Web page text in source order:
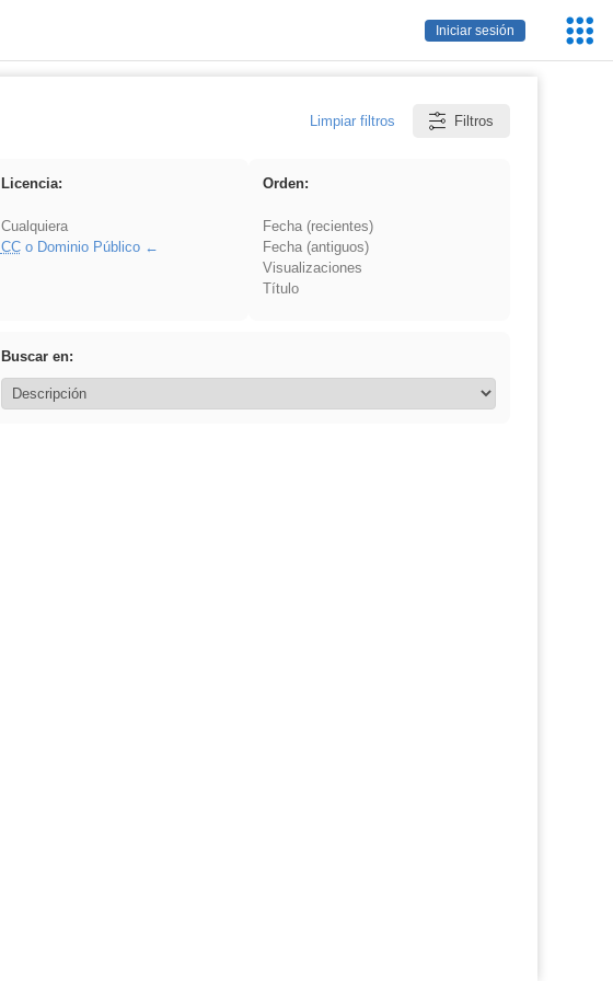
Iniciar sesión
Limpiar filtros Filtros
Licencia:
Cualquiera
CCo Dominio Público
Orden:
Fecha (recientes)
Fecha (antiguos)
Visualizaciones
Título
Buscar en: